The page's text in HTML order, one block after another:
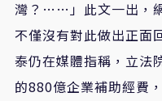
灣？……」此文一出，
不僅沒有對此做出正面
泰仍在媒體指稱，立法
的880億企業補助經費